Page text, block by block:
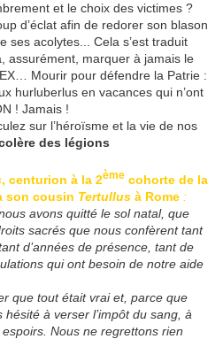
et le choix des victimes ?
d’éclat afin de redorer son blason
ses acolytes... Cela s’est traduit
assurément, marquer à jamais le
Mourir pour défendre la Patrie :
hurluberlus en vacances qui n’ont
! Jamais !
sur l’héroïsme et la vie de nos
des légions
, centurion à la 2ème cohorte de la
son cousin Tertullus à Rome :
avons quitté le sol natal, que
sacrés que nous confèrent tant
d’années de présence, tant de
qui ont besoin de notre aide
que tout était vrai et, parce que
hésité à verser l’impôt du sang, à
Nous ne regrettons rien